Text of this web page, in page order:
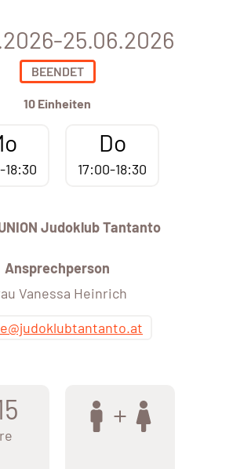
25.06.2026
BEENDET
10 Einheiten
18:30
Do
17:00-18:30
Judoklub Tantanto
Ansprechperson
Vanessa Heinrich